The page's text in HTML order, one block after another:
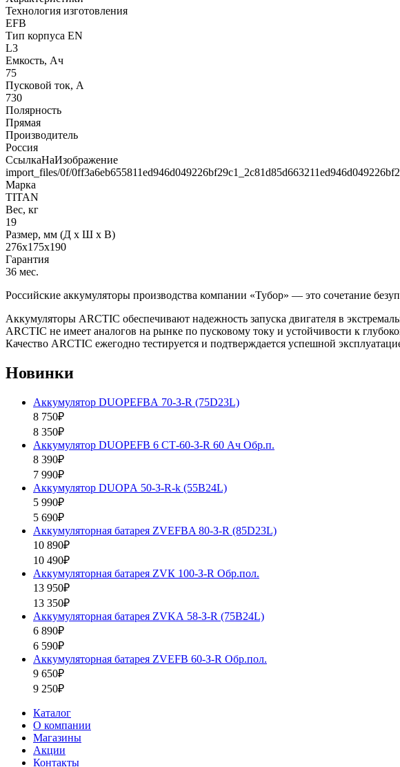
Технология изготовления
EFB
Тип корпуса EN
L3
Емкость, Ач
75
Пусковой ток, А
730
Полярность
Прямая
Производитель
Россия
СсылкаНаИзображение
import_files/0f/
Марка
TITAN
Вес, кг
19
Размер, мм (Д x Ш x В)
276x175x190
Гарантия
36 мес.
Российские аккумуляторы производства компании «Тубор» — это сочетание
Аккумуляторы ARCTIC обеспечивают надежность запуска двигателя в
ARCTIC не имеет аналогов на рынке по пусковому току и устойчивости к
Качество ARCTIC ежегодно тестируется и подтверждается успешной
Новинки
Аккумулятор DUOPEFBА 70-З-R (75D23L)
8 750₽
8 350₽
Аккумулятор DUOPEFB 6 СТ-60-З-R 60 Ач Обр.п.
8 390₽
7 990₽
Аккумулятор DUOPА 50-З-R-k (55B24L)
5 990₽
5 690₽
Аккумуляторная батарея ZVEFBA 80-З-R (85D23L)
10 890₽
10 490₽
Аккумуляторная батарея ZVК 100-З-R Обр.пол.
13 950₽
13 350₽
Аккумуляторная батарея ZVKА 58-З-R (75B24L)
6 890₽
6 590₽
Аккумуляторная батарея ZVEFB 60-З-R Обр.пол.
9 650₽
9 250₽
Каталог
О компании
Магазины
Акции
Контакты